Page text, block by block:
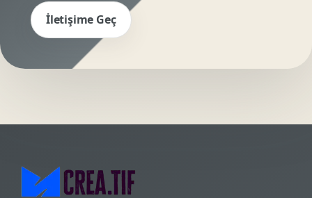
İletişime Geç